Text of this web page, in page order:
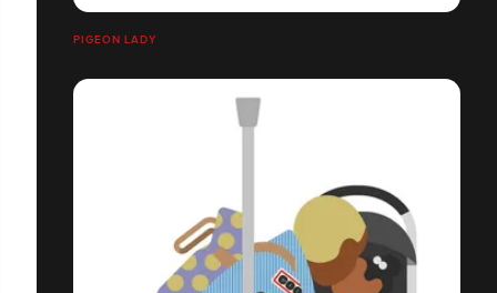
PIGEON LADY